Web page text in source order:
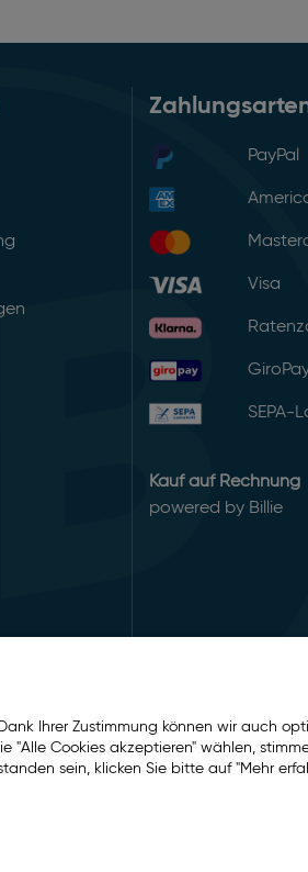
PayPal
Visa
SEPA-
Kauf auf Rechnung
powered by Billie
Ihrer Zustimmung können wir auch
"Alle Cookies akzeptieren" wählen,
sein, klicken Sie bitte auf "Mehr